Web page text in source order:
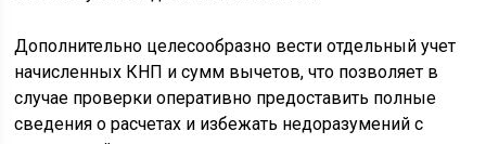
Дополнительно целесообразно вести отдельный учет
начисленных КНП и сумм вычетов, что позволяет в
случае проверки оперативно предоставить полные
сведения о расчетах и избежать недоразумений с